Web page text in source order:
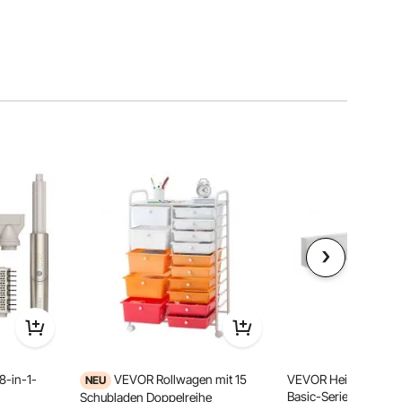
in-1-
NEU VEVOR Rollwagen mit 15
Schubladen Doppelreihe
VEVOR
Basic-Serie, 1526 x